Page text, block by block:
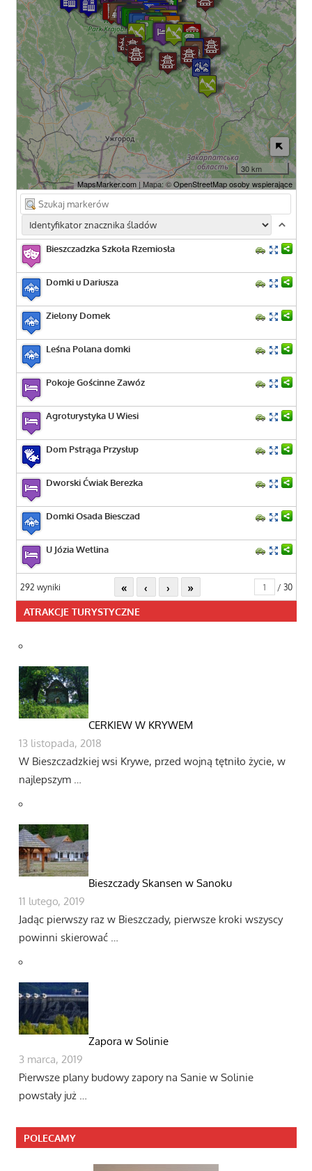
30 km
MapsMarker.com| Mapa: ©OpenStreetMap osoby wspierające
Bieszczadzka Szkoła Rzemiosła
Domki u Dariusza
Zielony Domek
Leśna Polana domki
Pokoje Gościnne Zawóz
Agroturystyka U Wiesi
Dom Pstrąga Przysłup
Dworski Ćwiak Berezka
Domki Osada Biesczad
U Józia Wetlina
292 wyniki « ‹ › » / 30
ATRAKCJE TURYSTYCZNE
CERKIEW W KRYWEM
13 listopada, 2018
W Bieszczadzkiej wsi Krywe, przed wojną tętniło życie, w
najlepszym …
Bieszczady Skansen w Sanoku
11 lutego, 2019
Jadąc pierwszy raz w Bieszczady, pierwsze kroki wszyscy
powinni skierować …
Zapora w Solinie
3 marca, 2019
Pierwsze plany budowy zapory na Sanie w Solinie
powstały już …
POLECAMY